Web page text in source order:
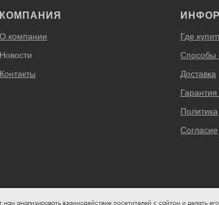
анализировать взаимодействие посетителей с сайтом и делать
КОМПАНИЯ
О компании
Новости
Контакты
Где
Способы
Доставка
Гарантия
Политика
Согласие